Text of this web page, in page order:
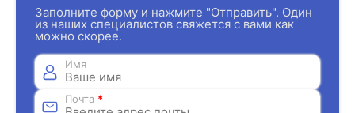
Заполните форму и нажмите "Отправить". Один
из наших специалистов свяжется с вами как
можно скорее.
Имя
Почта *